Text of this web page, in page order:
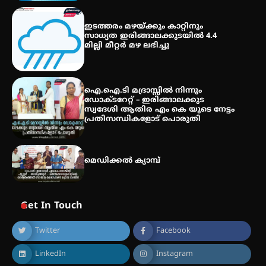
കോമേഴ്‌സ് അസോസിയേഷന്
തുടക്കമായി
കോമേഴ്സ് എക്സ്പോയുമായി
എസ് എൻ ഹയർ സെക്കൻഡറി
വിദ്യാർത്ഥികൾ
ഇടത്തരം മഴയ്ക്കും കാറ്റിനും
സാധ്യത ഇരിങ്ങാലക്കുടയിൽ 4.4
മില്ലി മീറ്റർ മഴ ലഭിച്ചു
ഐ.ഐ.ടി മദ്രാസ്സിൽ നിന്നും
ഡോക്ടറേറ്റ് – ഇരിങ്ങാലക്കുട
സ്വദേശി ആതിര എം കെ യുടെ നേട്ടം
പ്രതിസന്ധികളോട് പൊരുതി
മെഡിക്കൽ ക്യാമ്പ്
Get In Touch
Twitter Facebook
LinkedIn Instagram